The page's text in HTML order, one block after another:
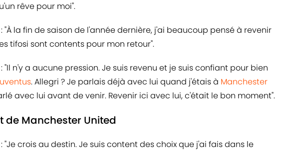
rêve pour moi".
: "À la fin de saison de l'année dernière, j'ai beaucoup pensé à revenir
tifosi sont contents pour mon retour".
: "Il n'y a aucune pression. Je suis revenu et je suis confiant pour bien
. Allegri ? Je parlais déjà avec lui quand j'étais à Manchester
avec lui avant de venir. Revenir ici avec lui, c'était le bon moment".
de Manchester United
: "Je crois au destin. Je suis content des choix que j'ai fais dans le